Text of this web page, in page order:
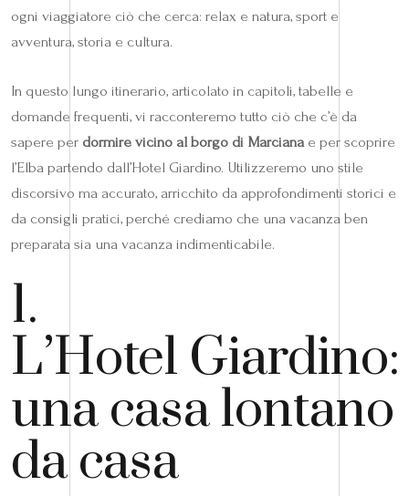
ogni viaggiatore ciò che cerca: relax e natura, sport e
avventura, storia e cultura.
In questo lungo itinerario, articolato in capitoli, tabelle e
domande frequenti, vi racconteremo tutto ciò che c’è da
sapere per dormire vicino al borgo di Marcianae per scoprire
l’Elba partendo dall’Hotel Giardino. Utilizzeremo uno stile
discorsivo ma accurato, arricchito da approfondimenti storici e
da consigli pratici, perché crediamo che una vacanza ben
preparata sia una vacanza indimenticabile.
1.
L’Hotel Giardino:
una casa lontano
da casa